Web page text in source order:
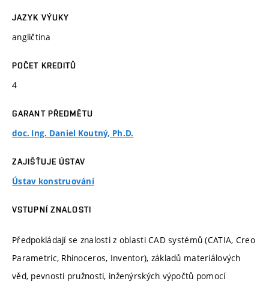
JAZYK VÝUKY
angličtina
POČET KREDITŮ
4
GARANT PŘEDMĚTU
doc. Ing. Daniel Koutný, Ph.D.
ZAJIŠŤUJE ÚSTAV
Ústav konstruování
VSTUPNÍ ZNALOSTI
Předpokládají se znalosti z oblasti CAD systémů (CATIA, Creo
Parametric, Rhinoceros, Inventor), základů materiálových
věd, pevnosti pružnosti, inženýrských výpočtů pomocí